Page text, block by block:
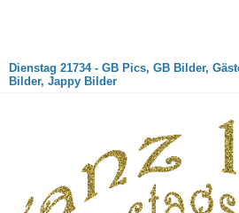
Dienstag 21734 - GB Pics, GB Bilder,
Bilder, Jappy Bilder